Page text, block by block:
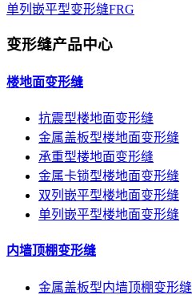
单列嵌平型变形缝FRG
变形缝产品中心
楼地面变形缝
抗震型楼地面变形缝
金属盖板型楼地面变形缝
承重型楼地面变形缝
金属卡锁型楼地面变形缝
双列嵌平型楼地面变形缝
单列嵌平型楼地面变形缝
内墙顶棚变形缝
金属盖板型内墙顶棚变形缝